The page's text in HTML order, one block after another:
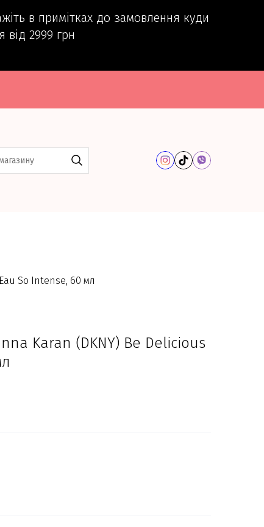
в примітках до замовлення куди
від 2999 грн
So Intense, 60 мл
Karan (DKNY) Be Delicious